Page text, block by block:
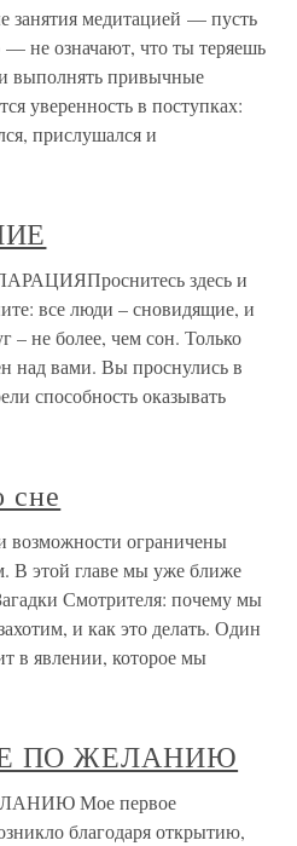
медитацией — пусть
не означают, что ты теряешь
выполнять привычные
уверенность в поступках:
прислушался и
здесь и
все люди – сновидящие, и
– не более, чем сон. Только
над вами. Вы проснулись в
способность оказывать
сне
ограничены
В этой главе мы уже ближе
Смотрителя: почему мы
и как это делать. Один
в явлении, которое мы
ПО ЖЕЛАНИЮ
Мое первое
благодаря открытию,